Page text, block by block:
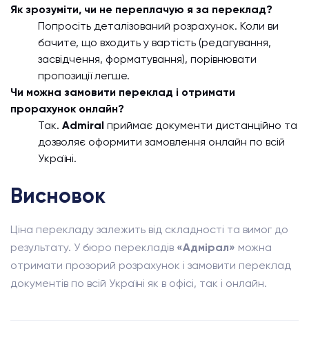
Як зрозуміти, чи не переплачую я за переклад?
Попросіть деталізований розрахунок. Коли ви
бачите, що входить у вартість (редагування,
засвідчення, форматування), порівнювати
пропозиції легше.
Чи можна замовити переклад і отримати
прорахунок онлайн?
Так. Admiral приймає документи дистанційно та
дозволяє оформити замовлення онлайн по всій
Україні.
Висновок
Ціна перекладу залежить від складності та вимог до
результату. У бюро перекладів «Адмірал» можна
отримати прозорий розрахунок і замовити переклад
документів по всій Україні як в офісі, так і онлайн.